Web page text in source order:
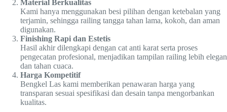
Material Berkualitas
Kami hanya menggunakan besi pilihan dengan ketebalan yang
terjamin, sehingga railing tangga tahan lama, kokoh, dan aman
digunakan.
Finishing Rapi dan Estetis
Hasil akhir dilengkapi dengan cat anti karat serta proses
pengecatan profesional, menjadikan tampilan railing lebih elegan
dan tahan cuaca.
Harga Kompetitif
Bengkel Las kami memberikan penawaran harga yang
transparan sesuai spesifikasi dan desain tanpa mengorbankan
kualitas.